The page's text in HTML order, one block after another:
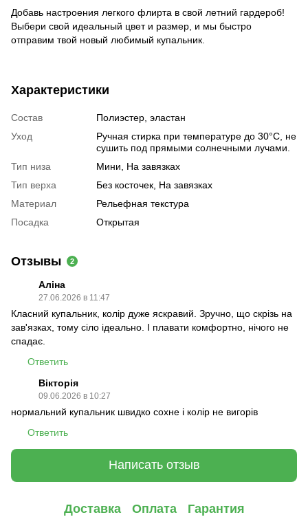
Добавь настроения легкого флирта в свой летний гардероб!
Выбери свой идеальный цвет и размер, и мы быстро
отправим твой новый любимый купальник.
Характеристики
Состав
Полиэстер, эластан
Уход
Ручная стирка при температуре до 30°C, не
сушить под прямыми солнечными лучами.
Тип низа
Мини, На завязках
Тип верха
Без косточек, На завязках
Материал
Рельефная текстура
Посадка
Открытая
Отзывы 2
Аліна
27.06.2026 в 11:47
Класний купальник, колір дуже яскравий. Зручно, що скрізь на
зав'язках, тому сіло ідеально. І плавати комфортно, нічого не
спадає.
Ответить
Вікторія
09.06.2026 в 10:27
нормальний купальник швидко сохне і колір не вигорів
Ответить
Написать отзыв
Доставка Оплата Гарантия